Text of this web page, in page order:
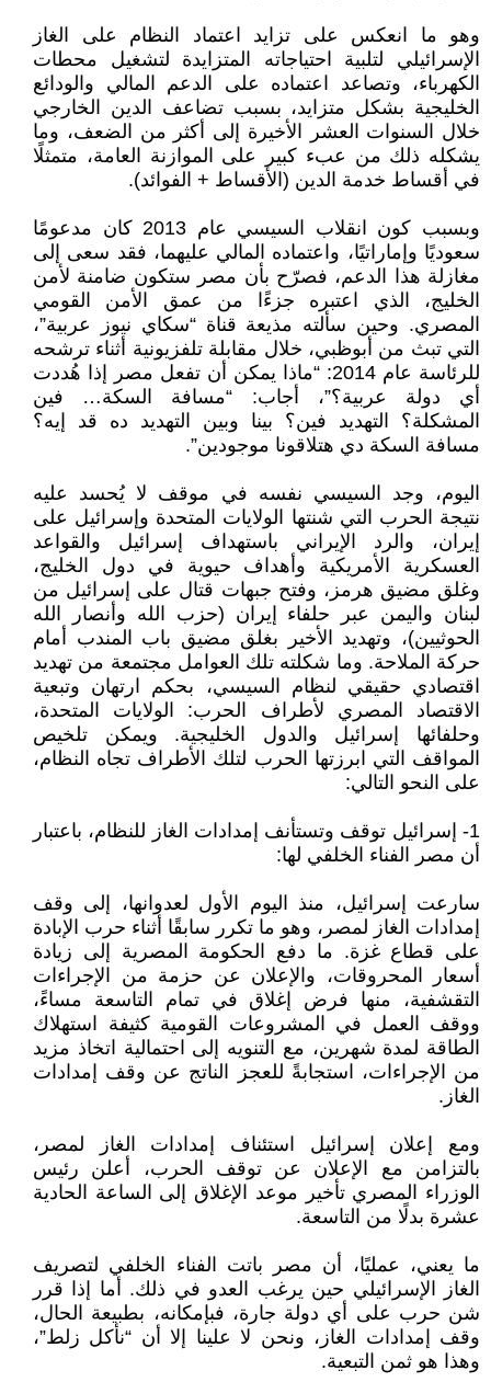
وهو ما انعكس على تزايد اعتماد النظام على الغاز
الإسرائيلي لتلبية احتياجاته المتزايدة لتشغيل محطات
الكهرباء، وتصاعد اعتماده على الدعم المالي والودائع
الخليجية بشكل متزايد، بسبب تضاعف الدين الخارجي
خلال السنوات العشر الأخيرة إلى أكثر من الضعف، وما
يشكله ذلك من عبء كبير على الموازنة العامة، متمثلًا
في أقساط خدمة الدين (الأقساط + الفوائد).
وبسبب كون انقلاب السيسي عام 2013 كان مدعومًا
سعوديًا وإماراتيًا، واعتماده المالي عليهما، فقد سعى إلى
مغازلة هذا الدعم، فصرّح بأن مصر ستكون ضامنة لأمن
الخليج، الذي اعتبره جزءًا من عمق الأمن القومي
المصري. وحين سألته مذيعة قناة “سكاي نيوز عربية”،
التي تبث من أبوظبي، خلال مقابلة تلفزيونية أثناء ترشحه
للرئاسة عام 2014: “ماذا يمكن أن تفعل مصر إذا هُددت
أي دولة عربية؟”، أجاب: “مسافة السكة… فين
المشكلة؟ التهديد فين؟ بينا وبين التهديد ده قد إيه؟
مسافة السكة دي هتلاقونا موجودين”.
اليوم، وجد السيسي نفسه في موقف لا يُحسد عليه
نتيجة الحرب التي شنتها الولايات المتحدة وإسرائيل على
إيران، والرد الإيراني باستهداف إسرائيل والقواعد
العسكرية الأمريكية وأهداف حيوية في دول الخليج،
وغلق مضيق هرمز، وفتح جبهات قتال على إسرائيل من
لبنان واليمن عبر حلفاء إيران (حزب الله وأنصار الله
الحوثيين)، وتهديد الأخير بغلق مضيق باب المندب أمام
حركة الملاحة. وما شكلته تلك العوامل مجتمعة من تهديد
اقتصادي حقيقي لنظام السيسي، بحكم ارتهان وتبعية
الاقتصاد المصري لأطراف الحرب: الولايات المتحدة،
وحلفائها إسرائيل والدول الخليجية. ويمكن تلخيص
المواقف التي ابرزتها الحرب لتلك الأطراف تجاه النظام،
على النحو التالي:
1- إسرائيل توقف وتستأنف إمدادات الغاز للنظام، باعتبار
أن مصر الفناء الخلفي لها:
سارعت إسرائيل، منذ اليوم الأول لعدوانها، إلى وقف
إمدادات الغاز لمصر، وهو ما تكرر سابقًا أثناء حرب الإبادة
على قطاع غزة. ما دفع الحكومة المصرية إلى زيادة
أسعار المحروقات، والإعلان عن حزمة من الإجراءات
التقشفية، منها فرض إغلاق في تمام التاسعة مساءً،
ووقف العمل في المشروعات القومية كثيفة استهلاك
الطاقة لمدة شهرين، مع التنويه إلى احتمالية اتخاذ مزيد
من الإجراءات، استجابةً للعجز الناتج عن وقف إمدادات
الغاز.
ومع إعلان إسرائيل استئناف إمدادات الغاز لمصر،
بالتزامن مع الإعلان عن توقف الحرب، أعلن رئيس
الوزراء المصري تأخير موعد الإغلاق إلى الساعة الحادية
عشرة بدلًا من التاسعة.
ما يعني، عمليًا، أن مصر باتت الفناء الخلفي لتصريف
الغاز الإسرائيلي حين يرغب العدو في ذلك. أما إذا قرر
شن حرب على أي دولة جارة، فبإمكانه، بطبيعة الحال،
وقف إمدادات الغاز، ونحن لا علينا إلا أن “نأكل زلط”،
وهذا هو ثمن التبعية.